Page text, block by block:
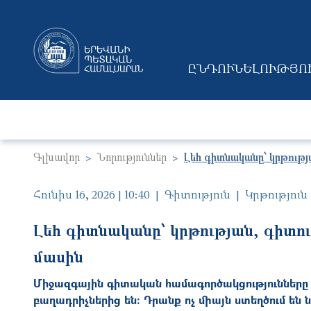
MAIN
Գլխավոր Նորություններ Լեհ գիտնականը՝
Հունիս 16, 2026 | 10:40 Գիտություն Կրթություն
Լեհ գիտնականը՝ կրթության,
մասին
Միջազգային գիտական
բաղադրիչներից են։ Դրանք ոչ միայն ստեղծում